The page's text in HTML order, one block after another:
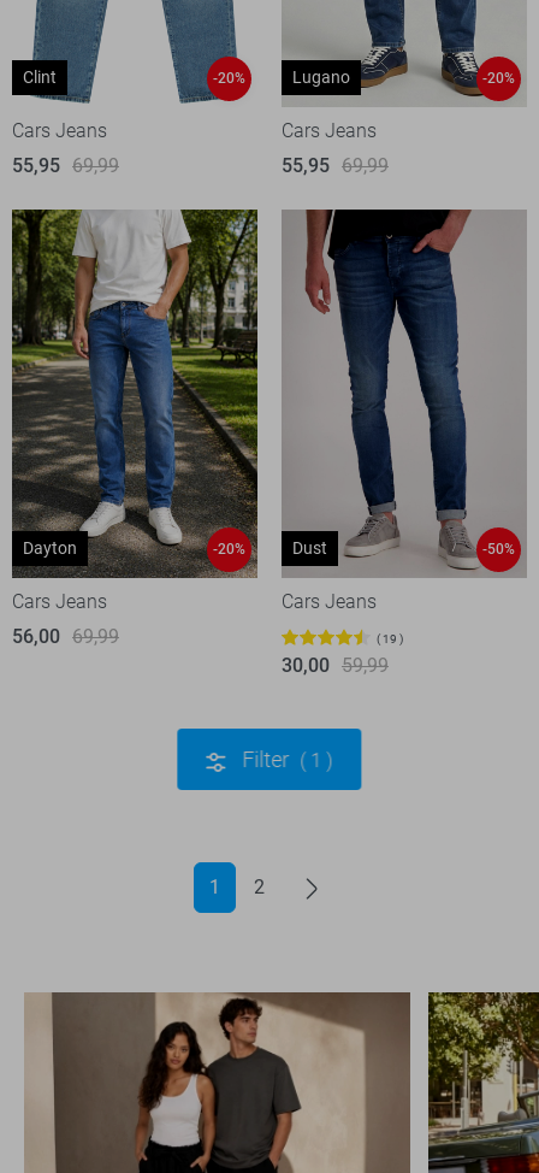
Clint -20%
Cars Jeans
55,95 69,99
Lugano -20%
Cars Jeans
55,95 69,99
Dayton -20%
Cars Jeans
56,00 69,99
Dust -50%
Cars Jeans
19
30,00 59,99
Filter 1
1 2